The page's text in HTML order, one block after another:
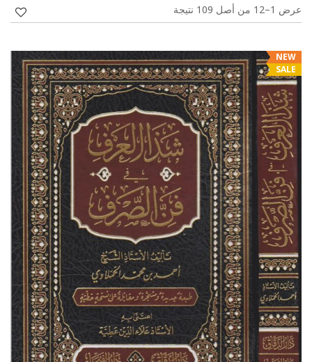
د.إ25.00.
د.إ17.95.
عرض 1–12 من أصل 109 نتيجة
NEW
SALE